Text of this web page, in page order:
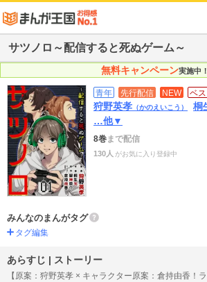
サツノロ～配信すると死ぬゲーム～
無料キャンペーン実施中！
青年 先行配信 NEW ベ
狩野英孝 （かのえいこう） 桐
…他▼
8巻まで配信
130人 がお気に入り登録中
みんなのまんがタグ
タグ編集
あらすじ | ストーリー
【原案：狩野英孝 × キャラクター原案：倉持由香！